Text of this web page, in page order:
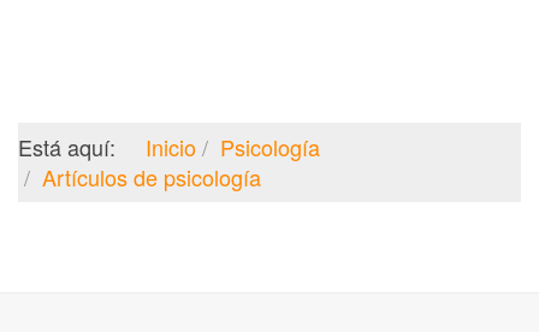
Está aquí: Inicio
Psicología
Artículos de psicología